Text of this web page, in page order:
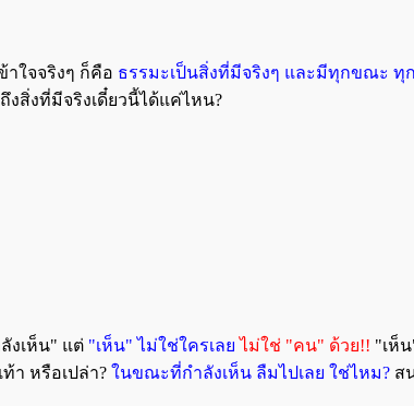
าใจจริงๆ ก็คือ ธรรมะเป็นสิ่งที่มีจริงๆ และมีทุกขณะ ทุก
งสิ่งที่มีจริงเดี๋ยวนี้ได้แค่ไหน?
งเห็น" แต่ "เห็น" ไม่ใช่ใครเลย ไม่ใช่ "คน" ด้วย!! "เห็
า หรือเปล่า? ในขณะที่กำลังเห็น ลืมไปเลย ใช่ไหม? ส